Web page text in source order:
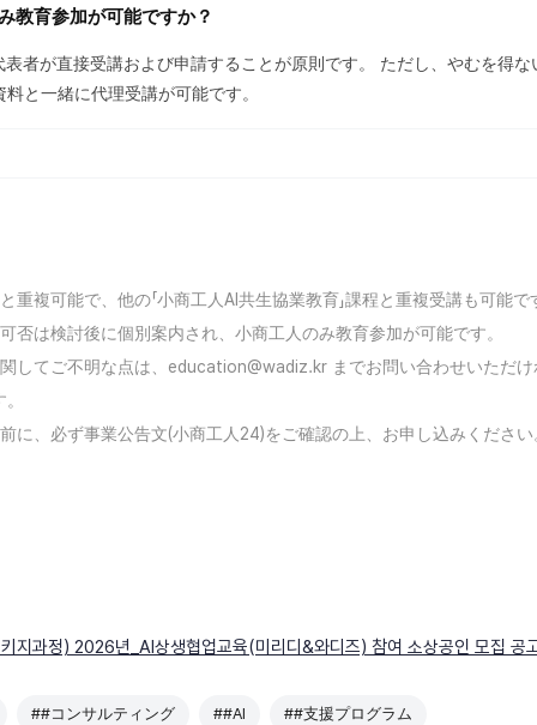
教育参加が可能ですか？
表者が直接受講および申請することが原則です。 ただし、やむを得な
と一緒に代理受講が可能です。
重複可能で、他の「小商工人AI共生協業教育」課程と重複受講も可能で
否は検討後に個別案内され、小商工人のみ教育参加が可能です。
してご不明な点は、education@wadiz.kr までお問い合わせいただ
に、必ず事業公告文(小商工人24)をご確認の上、お申し込みください
지과정) 2026년_AI상생협업교육(미리디&와디즈) 참여 소상공인 모집 공
##コンサルティング ##AI ##支援プログラム